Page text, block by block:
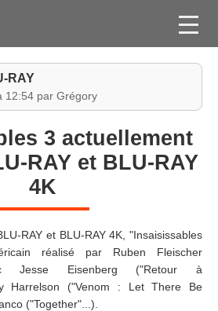
FILMS
JEUX VIDÉO
CONCOURS
ESPACE
MEMBRE
RAY
12:54 par Grégory
3 actuellement
RAY et BLU-RAY
4K
RAY et BLU-RAY 4K, "Insaisissables
réalisé par Ruben Fleischer
Jesse Eisenberg ("Retour à
Harrelson ("Venom : Let There Be
("Together"...).